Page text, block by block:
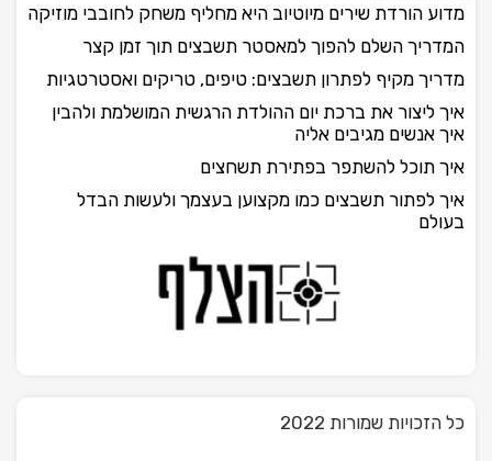
מדוע הורדת שירים מיוטיוב היא מחליף משחק לחובבי מוזיקה
המדריך השלם להפוך למאסטר תשבצים תוך זמן קצר
מדריך מקיף לפתרון תשבצים: טיפים, טריקים ואסטרטגיות
איך ליצור את ברכת יום ההולדת הרגשית המושלמת ולהבין
איך אנשים מגיבים אליה
איך תוכל להשתפר בפתירת תשחצים
איך לפתור תשבצים כמו מקצוען בעצמך ולעשות הבדל
בעולם
כל הזכויות שמורות 2022